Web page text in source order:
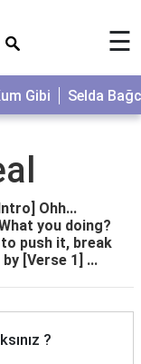
☰
Gibi Selda
Ohh...
you doing?
push it, break
[Verse 1] ...
?